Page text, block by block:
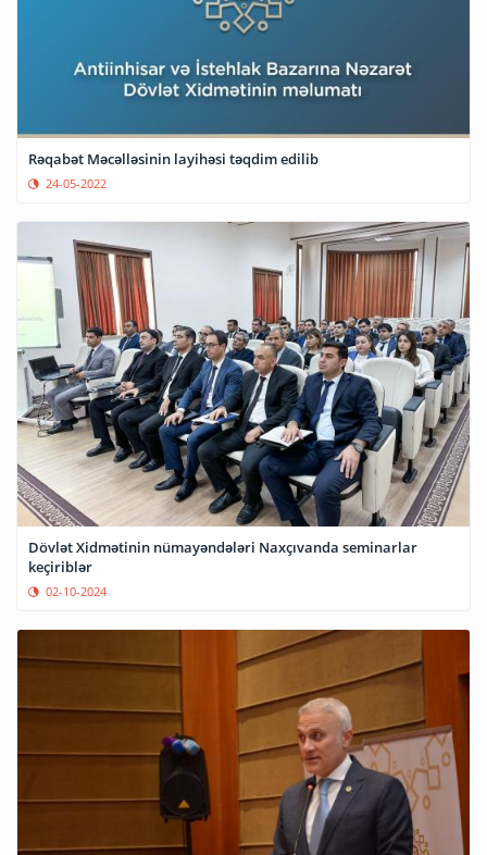
Rəqabət Məcəlləsinin layihəsi təqdim edilib
24-05-2022
Dövlət Xidmətinin nümayəndələri Naxçıvanda seminarlar
keçiriblər
02-10-2024